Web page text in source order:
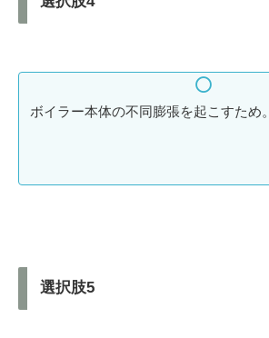
ボイラー本体の不同膨張を起こすため。
選択肢5